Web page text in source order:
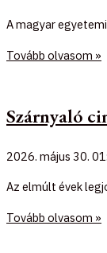
A magyar
Tovább olvasom »
Szárnyaló
2026. május 30.
Az elmúlt évek
Tovább olvasom »